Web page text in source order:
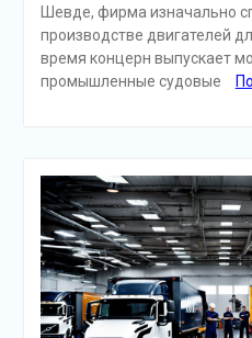
Шевде, фирма изначально
производстве двигателей
время концерн выпускает
промышленные судовые